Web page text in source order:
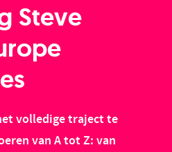
Steve
volledige traject te
van A tot Z: van